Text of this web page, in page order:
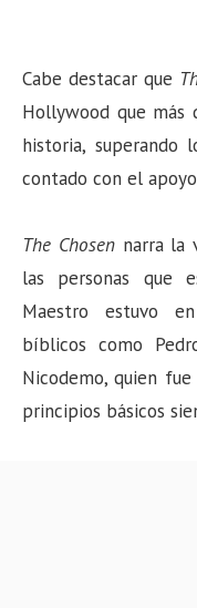
Cabe destacar que
Hollywood que más
historia, superando
contado con el
The Chosennarra la
las personas que
Maestro estuvo
bíblicos como
Nicodemo, quien
principios básicos